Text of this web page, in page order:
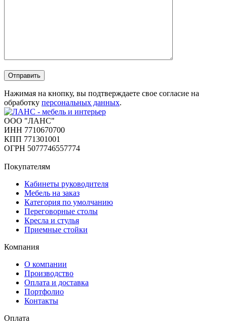
Отправить
Нажимая на кнопку, вы подтверждаете свое согласие на
обработку персональных данных.
ООО "ЛАНС"
ИНН 7710670700
КПП 771301001
ОГРН 5077746557774
Покупателям
Кабинеты руководителя
Мебель на заказ
Категория по умолчанию
Переговорные столы
Кресла и стулья
Приемные стойки
Компания
О компании
Производство
Оплата и доставка
Портфолио
Контакты
Оплата